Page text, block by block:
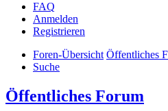
FAQ
Anmelden
Registrieren
Foren-Übersicht Öffentliches
Suche
Öffentliches Forum